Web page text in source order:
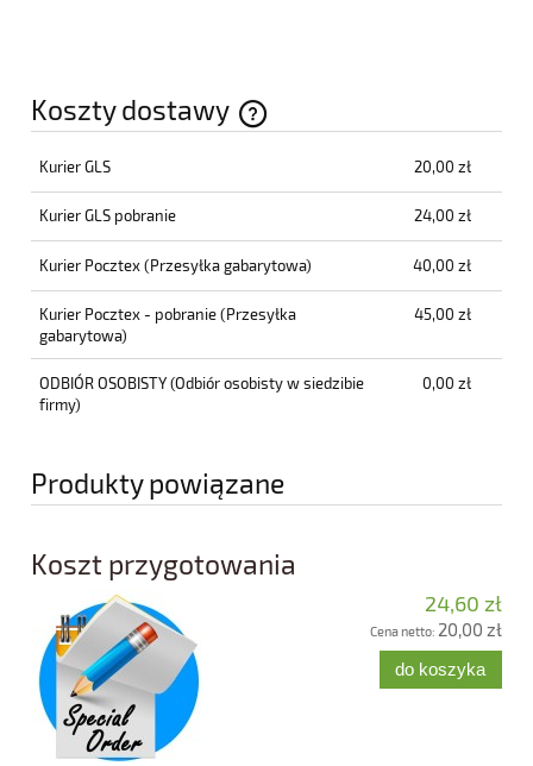
Koszty dostawy
Cena nie zawiera ewentualnych kosztów płatności
Kurier GLS 20,00 zł
Kurier GLS pobranie 24,00 zł
Kurier Pocztex(Przesyłka gabarytowa) 40,00 zł
Kurier Pocztex - pobranie(Przesyłka
gabarytowa)
45,00 zł
ODBIÓR OSOBISTY(Odbiór osobisty w siedzibie
firmy)
0,00 zł
Produkty powiązane
Koszt przygotowania
24,60 zł
Cena netto: 20,00 zł
do koszyka